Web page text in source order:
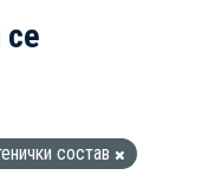
се
состав